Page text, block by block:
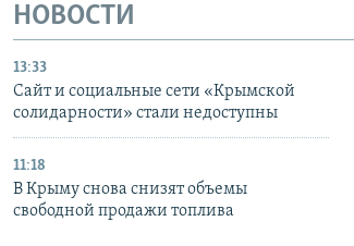
НОВОСТИ
13:33
Сайт и социальные сети «Крымской
солидарности» стали недоступны
11:18
В Крыму снова снизят объемы
свободной продажи топлива